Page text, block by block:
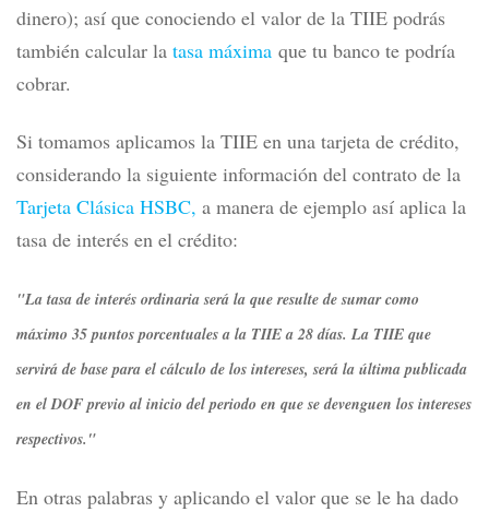
dinero); así que conociendo el valor de la TIIE podrás
también calcular la tasa máxima que tu banco te podría
cobrar.
Si tomamos aplicamos la TIIE en una tarjeta de crédito,
considerando la siguiente información del contrato de la
Tarjeta Clásica HSBC, a manera de ejemplo así aplica la
tasa de interés en el crédito:
"La tasa de interés ordinaria será la que resulte de sumar como
máximo 35 puntos porcentuales a la TIIE a 28 días. La TIIE que
servirá de base para el cálculo de los intereses, será la última publicada
en el DOF previo al inicio del periodo en que se devenguen los intereses
respectivos."
En otras palabras y aplicando el valor que se le ha dado